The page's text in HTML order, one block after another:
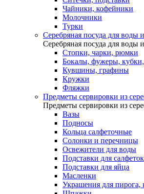
Чайники, кофейники
Молочники
Турки
Серебряная посуда для воды
Серебряная посуда для воды
Стопки, чарки, рюмки
Бокалы, фужеры,
Кувшины, графины
Кружки
Фляжки
Предметы сервировки из
Предметы сервировки из
Вазы
Подносы
Кольца салфеточные
Солонки и перечницы
Освежители для воды
Подставки для салфеток
Подставки для яйца
Масленки
Украшения для пирога,